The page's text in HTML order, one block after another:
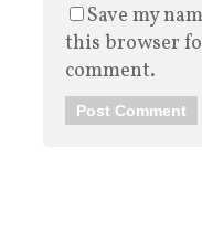
Save my
this browser
comment.